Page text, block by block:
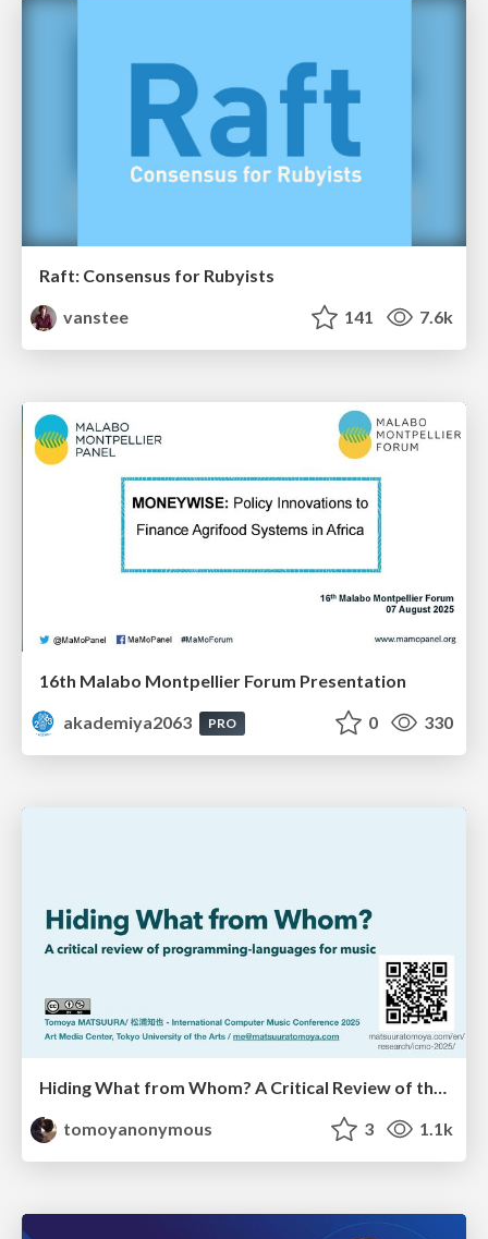
Raft: Consensus for Rubyists
vanstee
141 7.6k
16th Malabo Montpellier Forum Presentation
akademiya2063
PRO 0 330
tomoyanonymous
3 1.1k